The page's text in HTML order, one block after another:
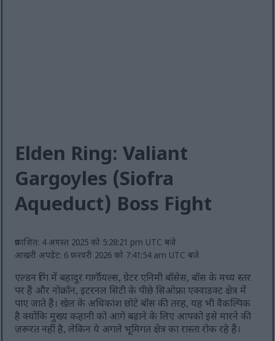
Elden Ring: Valiant
Gargoyles (Siofra
Aqueduct) Boss Fight
प्रकाशित: 4 अगस्त 2025 को 5:28:21 pm UTC बजे
आखरी अपडेट: 6 फ़रवरी 2026 को 7:41:54 am UTC बजे
एल्डन रिंग में बहादुर गार्गॉयल्स, ग्रेटर एनिमी बॉसेस, बॉस के मध्य स्तर
पर हैं और नोक्रॉन, इटरनल सिटी के पीछे सिओफ्रा एक्वाडक्ट क्षेत्र में
पाए जाते हैं। खेल के अधिकांश छोटे बॉस की तरह, यह भी वैकल्पिक
है क्योंकि मुख्य कहानी को आगे बढ़ाने के लिए आपको इसे मारने की
ज़रूरत नहीं है, लेकिन ये अगले भूमिगत क्षेत्र का रास्ता रोक रहे हैं।